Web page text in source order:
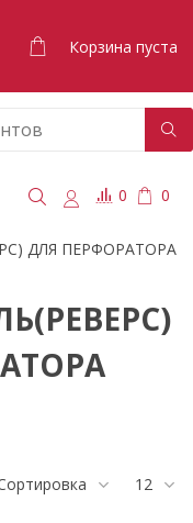
Корзина пуста
0 0
ДЛЯ ПЕРФОРАТОРА
Сортировка 12